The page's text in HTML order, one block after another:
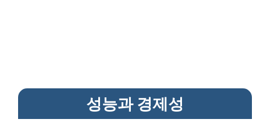
성능과 경제성